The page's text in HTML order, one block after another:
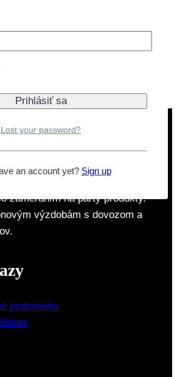
vlajková PJ Masks 2,3m
nad 40€
zameraním na párty produkty.
výzdobám s dovozom a
podmienky
Lost your password?
an account yet? Sign up